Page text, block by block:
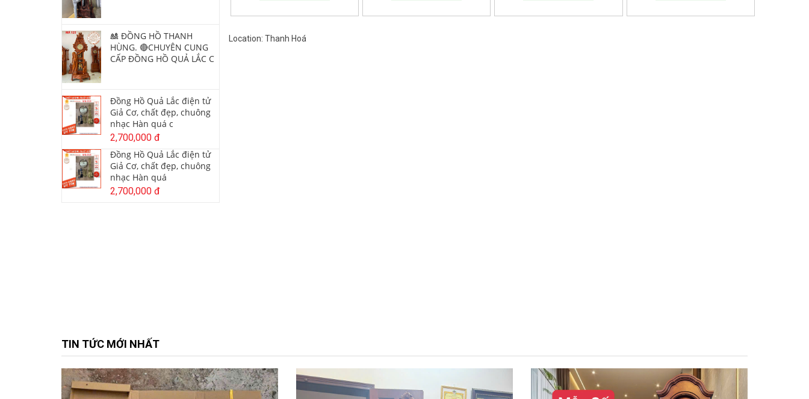
Location: Thanh Hoá
🎎 ĐỒNG HỒ THANH
HÙNG. 🔴CHUYÊN CUNG
CẤP ĐỒNG HỒ QUẢ LẮC C
Đồng Hồ Quả Lắc điện tử
Giả Cơ, chất đẹp, chuông
nhạc Hàn quá c
2,700,000 đ
Đồng Hồ Quả Lắc điện tử
Giả Cơ, chất đẹp, chuông
nhạc Hàn quá
2,700,000 đ
TIN TỨC MỚI NHẤT